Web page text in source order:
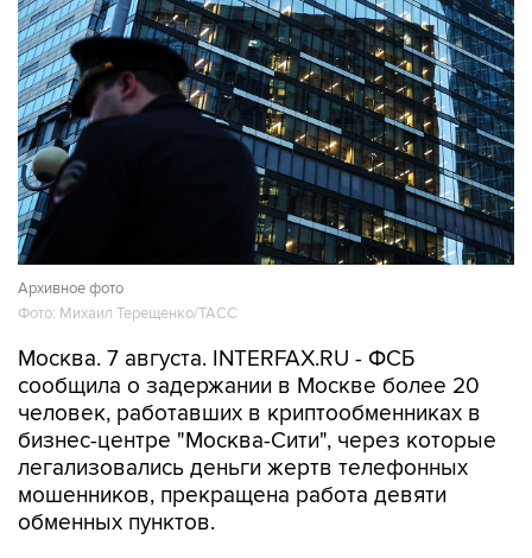
Архивное фото
Фото: Михаил Терещенко/ТАСС
Москва. 7 августа. INTERFAX.RU - ФСБ
сообщила о задержании в Москве более 20
человек, работавших в криптообменниках в
бизнес-центре "Москва-Сити", через которые
легализовались деньги жертв телефонных
мошенников, прекращена работа девяти
обменных пунктов.